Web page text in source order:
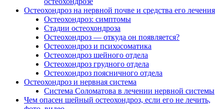
Остеохондроз на нервной почве и средства его лечения
Остеохондроз: симптомы
Стадии остеохондроза
Остеохондроз — откуда он появляется?
Остеохондроз и психосоматика
Остеохондроз шейного отдела
Остеохондроз грудного отдела
Остеохондроз поясничного отдела
Остеохондроз и нервная система
Система Соломатова в лечении нервной системы
Чем опасен шейный остеохондроз, если его не лечить,